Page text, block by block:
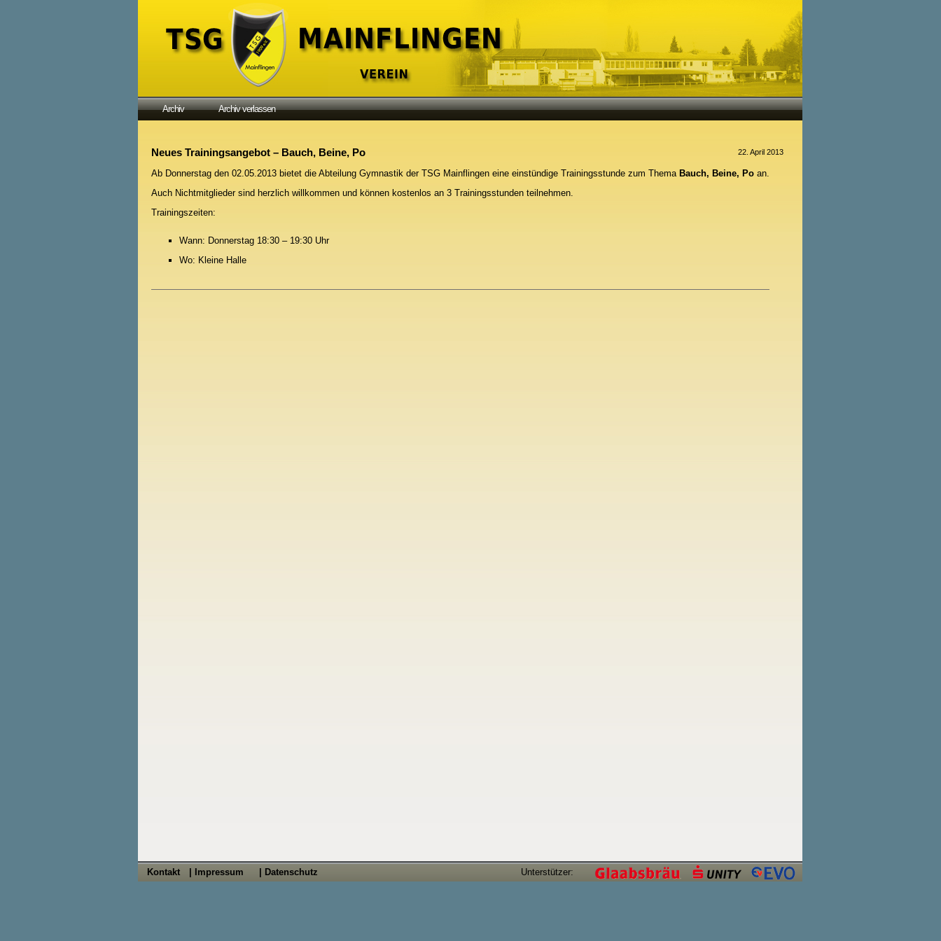
Archiv Archiv verlassen
Neues Trainingsangebot – Bauch, Beine, Po 22. April 2013
Ab Donnerstag den 02.05.2013 bietet die Abteilung Gymnastik der TSG Mainflingen eine einstündige Trainingsstunde zum Thema Bauch, Beine, Po an.
Auch Nichtmitglieder sind herzlich willkommen und können kostenlos an 3 Trainingsstunden teilnehmen.
Trainingszeiten:
Wann: Donnerstag 18:30 – 19:30 Uhr
Wo: Kleine Halle
Unterstützer:
Kontakt | Impressum | Datenschutz